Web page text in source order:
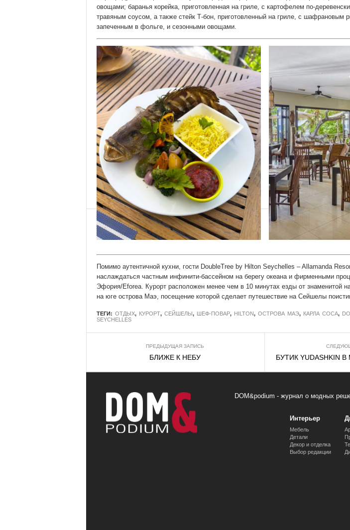
овощами; баранья корейка, приготовленная на гриле, с картофелем по-
травяным соусом, а также стейк Т-бон, приготовленный на гриле, с шафрановым
запеченным в фольге, и сезонными овощами.
Помимо аутентичной кухни, гости DoubleTree by Hilton Seychelles – Allamanda
наслаждаться частным инфинити-бассейном на берегу океана и фирменными
Эфория/Eforea. Курорт расположен менее чем в 10 минутах езды от знаменитой
на юге острова Маэ, посещение которой сделает путешествие на Сейшелы
ТЕГИ: ОТДЫХ, КУРОРТ, СЕЙШЕЛЫ, ШЕФ-ПОВАР, HILTON, ОСТРОВА МАЭ, КАРЛА СОСА,
SEYCHELLES
ПРЕДЫДУЩАЯ ЗАПИСЬ
БЛИЖЕ К НЕБУ БУТИК YUDASHKIN
DOM&podium - журнал о модных
Интерьер
Мебель
Детали
Декор и отделка
Выбор редакции